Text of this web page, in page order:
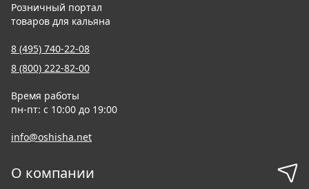
Розничный портал
товаров для кальяна
8 (495) 740-22-08
8 (800) 222-82-00
Время работы
пн-пт: с 10:00 до 19:00
info@oshisha.net
О компании